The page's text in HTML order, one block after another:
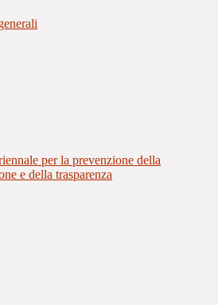
per la prevenzione della
e della trasparenza